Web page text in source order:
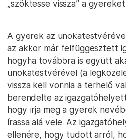
„szöktesse vissza” a
A gyerek az
az akkor már felfüggesztett
hogyha továbbra is együtt
unokatestvérével (a
vissza kell vonnia a terhelő
berendelte az
hogy írja meg a gyerek
írassa alá vele. Az
ellenére, hogy tudott arról,